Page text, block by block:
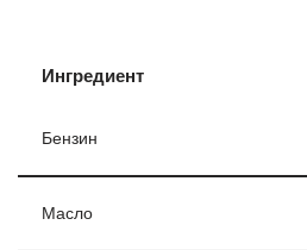
Ингредиент
Бензин
Масло